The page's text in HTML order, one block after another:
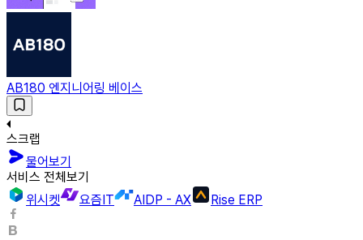
AB180 엔지니어링 베이스
스크랩
물어보기
서비스 전체보기
위시켓
요즘IT AIDP - AX Rise ERP